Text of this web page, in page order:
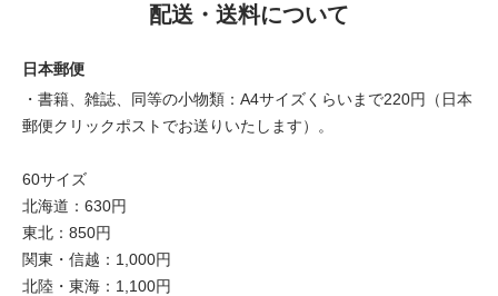
配送・送料について
日本郵便
・書籍、雑誌、同等の小物類：A4サイズくらいまで220円（日本
郵便クリックポストでお送りいたします）。
60サイズ
北海道：630円
東北：850円
関東・信越：1,000円
北陸・東海：1,100円